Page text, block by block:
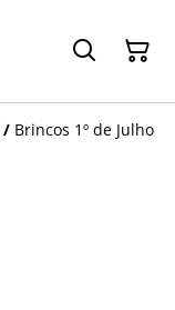
/ Brincos 1º de Julho